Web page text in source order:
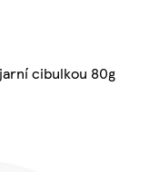
cibulkou 80g